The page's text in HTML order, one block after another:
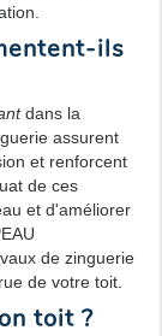
ils
dans la
assurent
et renforcent
de ces
et d'améliorer
de zinguerie
de votre toit.
toit ?